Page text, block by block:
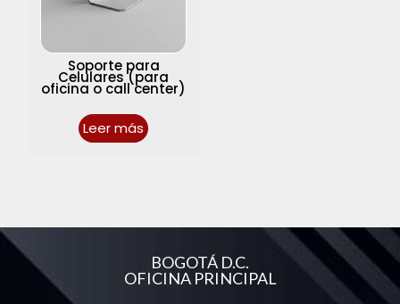
Soporte para
Celulares (para
oficina o call center)
Leer más
BOGOTÁ D.C.
OFICINA PRINCIPAL